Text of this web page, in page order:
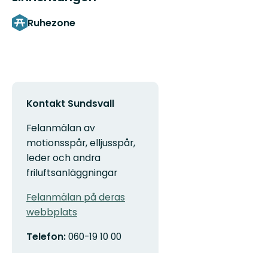
Ruhezone
Kontakt Sundsvall
Felanmälan av
motionsspår, elljusspår,
leder och andra
friluftsanläggningar
Felanmälan på deras
webbplats
Telefon:060-19 10 00